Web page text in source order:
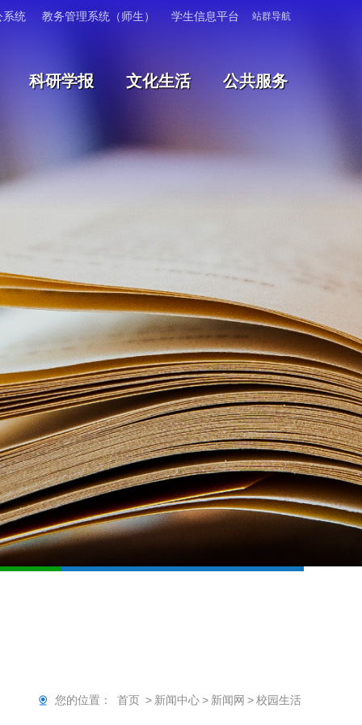
系统 教务管理系统（师生） 学生信息平台 站群导航
科研学报 文化生活 公共服务
您的位置： 首页 > 新闻中心> 新闻网 >校园生活